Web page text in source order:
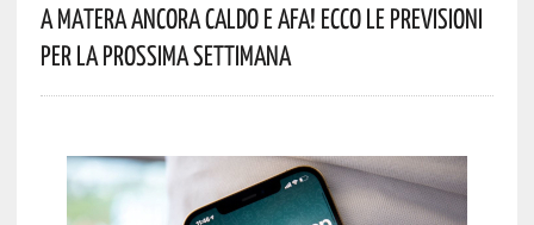
A Matera Ancora Caldo E Afa! Ecco Le Previsioni
Per La Prossima Settimana